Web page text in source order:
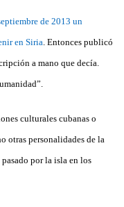
de 2013 un
en Siria . Entonces publicó
a mano que decía.
culturales cubanas o
otras personalidades de la
por la isla en los